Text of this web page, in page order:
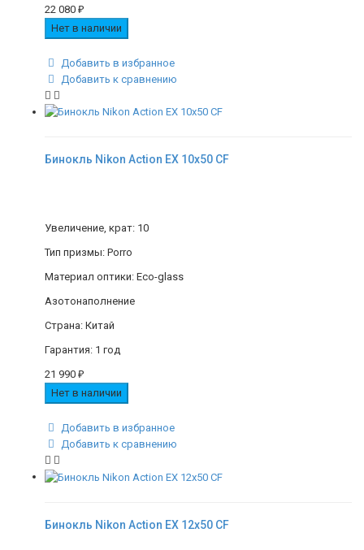
22 080 ₽
Нет в наличии
Добавить в избранное
Добавить к сравнению
Бинокль Nikon Action EX 10x50 CF
Увеличение, крат: 10
Тип призмы: Porro
Материал оптики: Eco-glass
Азотонаполнение
Страна: Китай
Гарантия: 1 год
21 990 ₽
Нет в наличии
Добавить в избранное
Добавить к сравнению
Бинокль Nikon Action EX 12x50 CF